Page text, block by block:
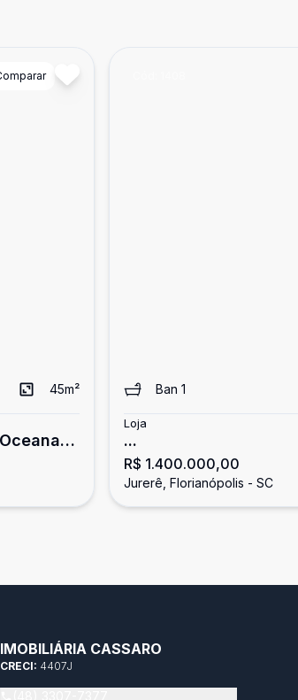
45m²
-
Ban 1
Loja
...
R$ 1.400.000,00
Jurerê, Florianópolis - SC
IMOBILIÁRIA CASSARO
CRECI: 4407J